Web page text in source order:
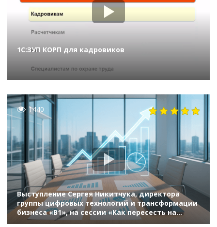
1С:ЗУП КОРП для кадровиков
1440
Выступление Сергея Никитчука, директора
группы цифровых технологий и трансформации
бизнеса «В1», на сессии «Как пересесть на
российскую ERP и включить цифровой форсаж»